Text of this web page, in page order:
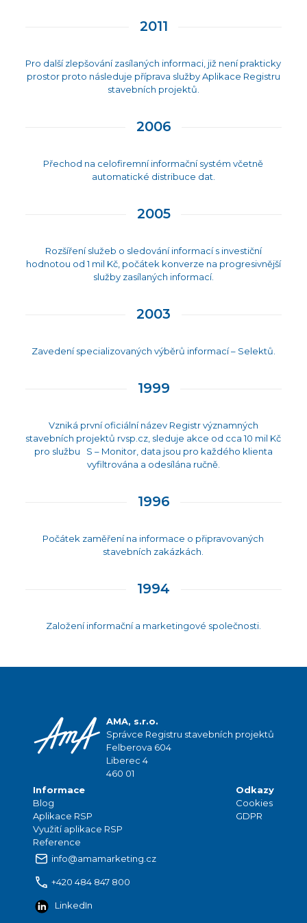
2011
Pro další zlepšování zasílaných informaci, již není prakticky
prostor proto následuje příprava služby Aplikace Registru
stavebních projektů.
2006
Přechod na celofiremní informační systém včetně
automatické distribuce dat.
2005
Rozšíření služeb o sledování informací s investiční
hodnotou od 1 mil Kč, počátek konverze na progresivnější
služby zasílaných informací.
2003
Zavedení specializovaných výběrů informací – Selektů.
1999
Vzniká první oficiální název Registr významných
stavebních projektů rvsp.cz, sleduje akce od cca 10 mil Kč
pro službu S – Monitor, data jsou pro každého klienta
vyfiltrována a odesílána ručně.
1996
Počátek zaměření na informace o připravovaných
stavebních zakázkách.
1994
Založení informační a marketingové společnosti.
AMA, s.r.o.
Správce Registru stavebních projektů
Felberova 604
Liberec 4
460 01
Informace
Blog
Aplikace RSP
Využití aplikace RSP
Reference
Odkazy
Cookies
GDPR
info@amamarketing.cz
+420 484 847 800
LinkedIn